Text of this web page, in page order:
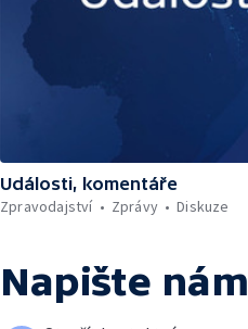
Události, komentáře
Zpravodajství
Zprávy Diskuze
Napište nám